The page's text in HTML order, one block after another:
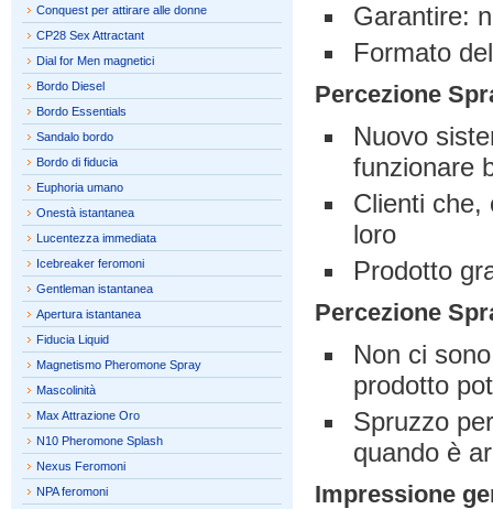
Garantire:
Formato
Percezione
Nuovo
funzionare
Clienti che,
loro
Prodotto
Percezione
Non ci
prodotto
Spruzzo
quando è
Impressione
Conquest per attirare alle donne
CP28 Sex Attractant
Dial for Men magnetici
Bordo Diesel
Bordo Essentials
Sandalo bordo
Bordo di fiducia
Euphoria umano
Onestà istantanea
Lucentezza immediata
Icebreaker feromoni
Gentleman istantanea
Apertura istantanea
Fiducia Liquid
Magnetismo Pheromone Spray
Mascolinità
Max Attrazione Oro
N10 Pheromone Splash
Nexus Feromoni
NPA feromoni